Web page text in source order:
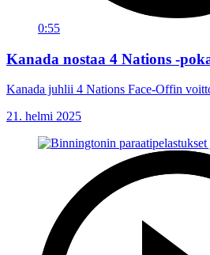
0:55
Kanada nostaa 4 Nations -
Kanada juhlii 4 Nations Face-Offin
21. helmi 2025